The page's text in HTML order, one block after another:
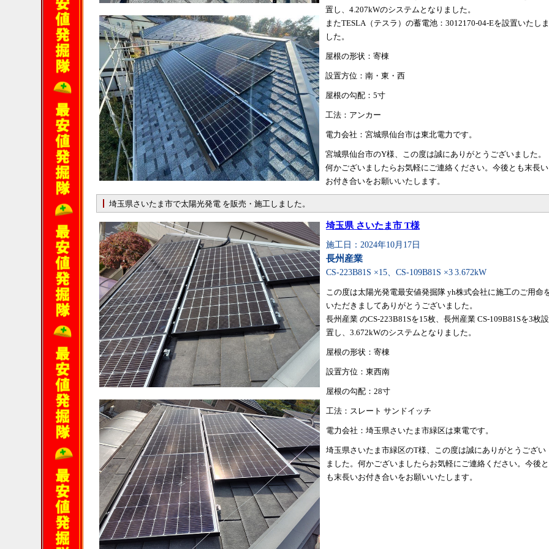
置し、4.207kWのシステムとなりました。
またTESLA（テスラ）の蓄電池：3012170-04-Eを設置いたしま
した。
屋根の形状：寄棟
設置方位：南・東・西
屋根の勾配：5寸
工法：アンカー
電力会社：宮城県仙台市は東北電力です。
宮城県仙台市のY様、この度は誠にありがとうございました。
何かございましたらお気軽にご連絡ください。今後とも末長い
お付き合いをお願いいたします。
埼玉県さいたま市で太陽光発電 を販売・施工しました。
埼玉県 さいたま市 T様
施工日：2024年10月17日
長州産業
CS-223B81S ×15、CS-109B81S ×3 3.672kW
この度は太陽光発電最安値発掘隊 yh株式会社に施工のご用命
いただきましてありがとうございました。
長州産業 のCS-223B81Sを15枚、長州産業 CS-109B81Sを3枚設
置し、3.672kWのシステムとなりました。
屋根の形状：寄棟
設置方位：東西南
屋根の勾配：28寸
工法：スレート サンドイッチ
電力会社：埼玉県さいたま市緑区は東電です。
埼玉県さいたま市緑区のT様、この度は誠にありがとうござい
ました。何かございましたらお気軽にご連絡ください。今後と
も末長いお付き合いをお願いいたします。